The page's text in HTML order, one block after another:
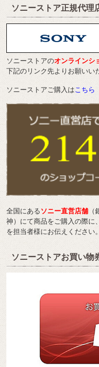
ソニーストア正規代理
ソニーストアのオンラインシ
下記のリンク先よりお願いい
ソニーストアご購入はこちら
全国にあるソニー直営店舗
神）にて商品をご購入の際に
を担当者様にお伝えください
ソニーストアお買い物